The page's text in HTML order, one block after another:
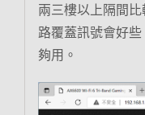
兩三樓以上隔間
路覆蓋訊號會好
夠用。